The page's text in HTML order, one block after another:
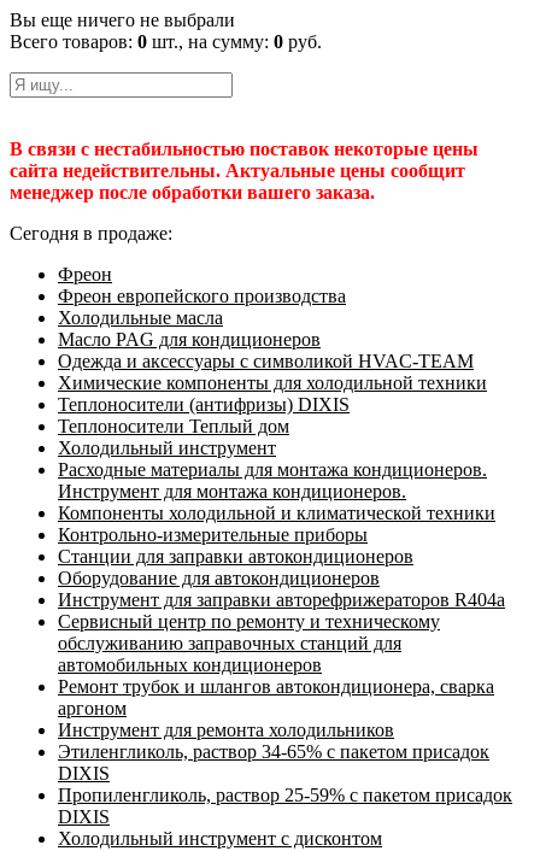
Вы еще ничего не выбрали
Всего товаров: 0 шт., на сумму: 0 руб.
В связи с нестабильностью поставок некоторые цены
сайта недействительны. Актуальные цены сообщит
менеджер после обработки вашего заказа.
Сегодня в продаже:
Фреон
Фреон европейского производства
Холодильные масла
Масло PAG для кондиционеров
Одежда и аксессуары с символикой HVAC-TEAM
Химические компоненты для холодильной техники
Теплоносители (антифризы) DIXIS
Теплоносители Теплый дом
Холодильный инструмент
Расходные материалы для монтажа кондиционеров.
Инструмент для монтажа кондиционеров.
Компоненты холодильной и климатической техники
Контрольно-измерительные приборы
Станции для заправки автокондиционеров
Оборудование для автокондиционеров
Инструмент для заправки авторефрижераторов R404a
Сервисный центр по ремонту и техническому
обслуживанию заправочных станций для
автомобильных кондиционеров
Ремонт трубок и шлангов автокондиционера, сварка
аргоном
Инструмент для ремонта холодильников
Этиленгликоль, раствор 34-65% с пакетом присадок
DIXIS
Пропиленгликоль, раствор 25-59% с пакетом присадок
DIXIS
Холодильный инструмент с дисконтом